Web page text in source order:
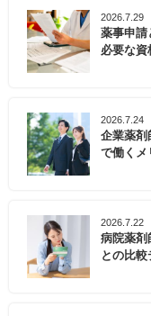
2026.7.29
薬事申請
必要な資
2026.7.24
企業薬剤
で働くメ
2026.7.22
病院薬剤
との比